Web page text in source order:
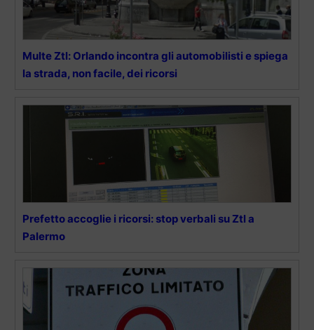
Multe Ztl: Orlando incontra gli automobilisti e spiega
la strada, non facile, dei ricorsi
Prefetto accoglie i ricorsi: stop verbali su Ztl a
Palermo